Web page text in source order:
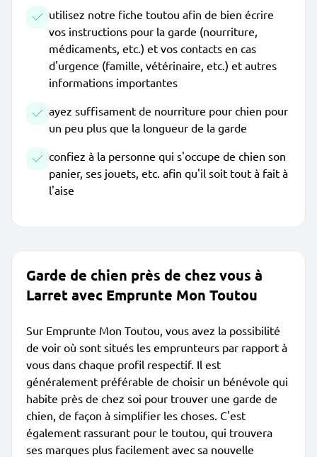
utilisez notre fiche toutou afin de bien écrire
vos instructions pour la garde (nourriture,
médicaments, etc.) et vos contacts en cas
d'urgence (famille, vétérinaire, etc.) et autres
informations importantes
ayez suffisament de nourriture pour chien pour
un peu plus que la longueur de la garde
confiez à la personne qui s'occupe de chien son
panier, ses jouets, etc. afin qu'il soit tout à fait à
l'aise
Garde de chien près de chez vous à
Larret avec Emprunte Mon Toutou
Sur Emprunte Mon Toutou, vous avez la possibilité
de voir où sont situés les emprunteurs par rapport à
vous dans chaque profil respectif. Il est
généralement préférable de choisir un bénévole qui
habite près de chez soi pour trouver une garde de
chien, de façon à simplifier les choses. C'est
également rassurant pour le toutou, qui trouvera
ses marques plus facilement avec sa nouvelle